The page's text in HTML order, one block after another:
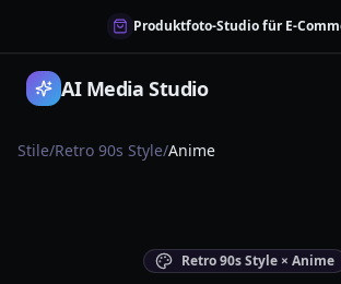
Produktfoto-Studio für E-
AI Media Studio
Stile/Retro 90s Style/Anime
Retro 90s Style × Anime